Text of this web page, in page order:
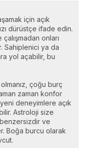
için açık
dürüstçe ifade edin.
onları
Sahiplenici ya da
yol açabilir, bu
çoğu burç
zaman konfor
deneyimlere açık
Astroloji size
ve
Boğa burcu olarak